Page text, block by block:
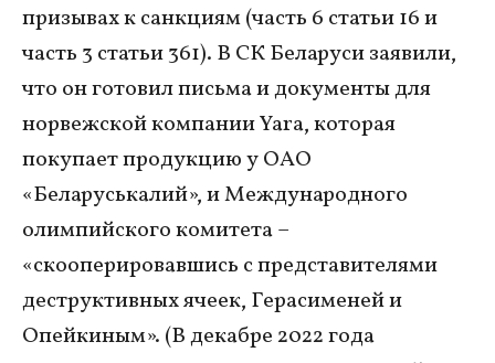
призывах к санкциям (часть 6 статьи 16 и
часть 3 статьи 361). В СК Беларуси заявили,
что он готовил письма и документы для
норвежской компании Yara, которая
покупает продукцию у ОАО
«Беларуськалий», и Международного
олимпийского комитета –
«скооперировавшись с представителями
деструктивных ячеек, Герасименей и
Опейкиным». (В декабре 2022 года